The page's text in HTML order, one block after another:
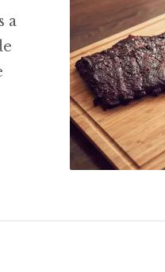
a
el Kamado